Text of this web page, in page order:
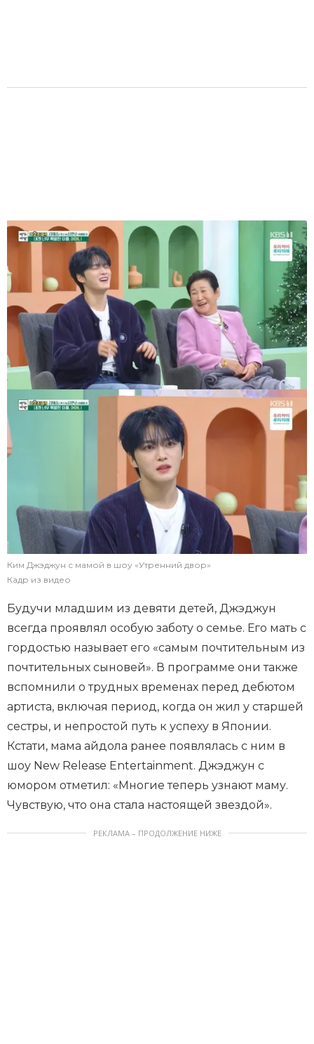
Ким Джэджун с мамой в шоу «Утренний двор»
Кадр из видео
Будучи младшим из девяти детей, Джэджун
всегда проявлял особую заботу о семье. Его мать с
гордостью называет его «самым почтительным из
почтительных сыновей». В программе они также
вспомнили о трудных временах перед дебютом
артиста, включая период, когда он жил у старшей
сестры, и непростой путь к успеху в Японии.
Кстати, мама айдола ранее появлялась с ним в
шоу New Release Entertainment. Джэджун с
юмором отметил: «Многие теперь узнают маму.
Чувствую, что она стала настоящей звездой».
РЕКЛАМА – ПРОДОЛЖЕНИЕ НИЖЕ